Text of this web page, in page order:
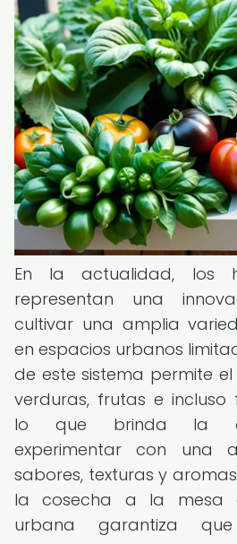
En la actualidad, los
representan una
cultivar una amplia
en espacios urbanos
de este sistema permite
verduras, frutas e incluso
lo que brinda la
experimentar con una
sabores, texturas y
la cosecha a la mesa
urbana garantiza